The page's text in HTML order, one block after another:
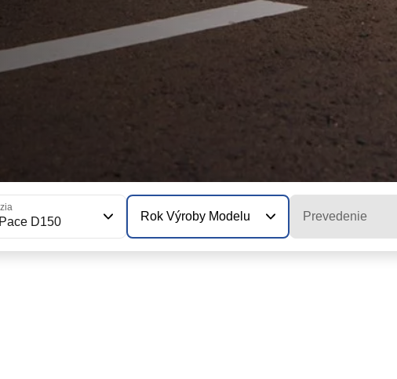
D150 Rok Výroby Modelu Prevedenie